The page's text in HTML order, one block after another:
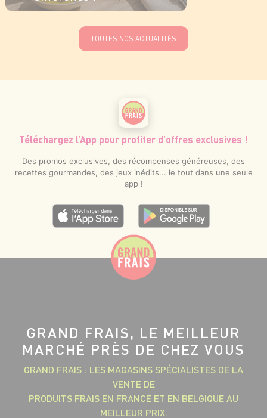
TOUTES NOS ACTUALITÉS
Téléchargez l’App pour profiter d’offres exclusives !
Des promos exclusives, des récompenses généreuses, des
recettes gourmandes, des jeux inédits... le tout dans une seule
app !
GRAND FRAIS, LE MEILLEUR
MARCHÉ PRÈS DE CHEZ VOUS
GRAND FRAIS : LES MAGASINS SPÉCIALISTES DE LA
VENTE DE
PRODUITS FRAIS EN FRANCE ET EN BELGIQUE AU
MEILLEUR PRIX.